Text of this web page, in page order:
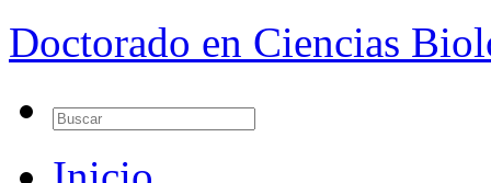
Doctorado en Ciencias